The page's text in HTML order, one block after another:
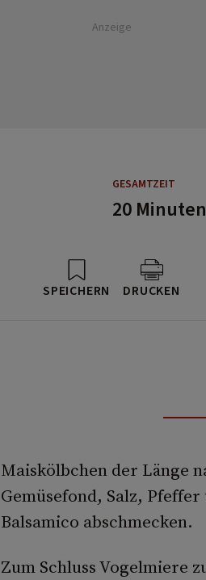
Anzeige
GESAMTZEIT
20 Minuten
SPEICHERN DRUCKEN
Maiskölbchen der Länge
Gemüsefond, Salz,
Balsamico ab­schmecken.
Zum Schluss Vogelmiere